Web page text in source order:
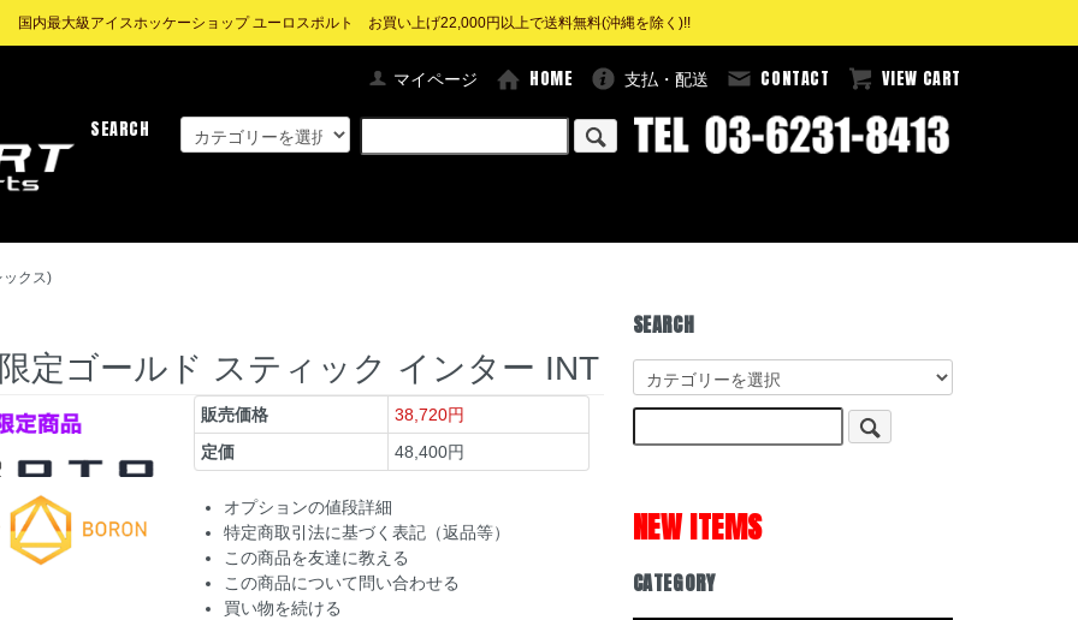
内最大級アイスホッケーショップ ユーロスポルト お買い上げ22,000円以上で送料無料(沖縄を除く)!!
マイページ HOME 支払・配送 CONTACT VIEW CART
SEARCH
クス)
定ゴールド スティック インター INT
販売価格
38,720円
定価
48,400円
オプションの値段詳細
特定商取引法に基づく表記（返品等）
この商品を友達に教える
この商品について問い合わせる
買い物を続ける
SEARCH
NEW ITEMS
CATEGORY